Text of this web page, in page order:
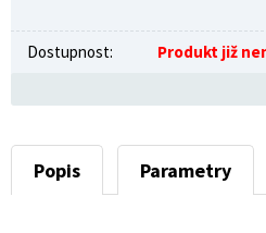
Dostupnost: Produkt již
Popis Parametry